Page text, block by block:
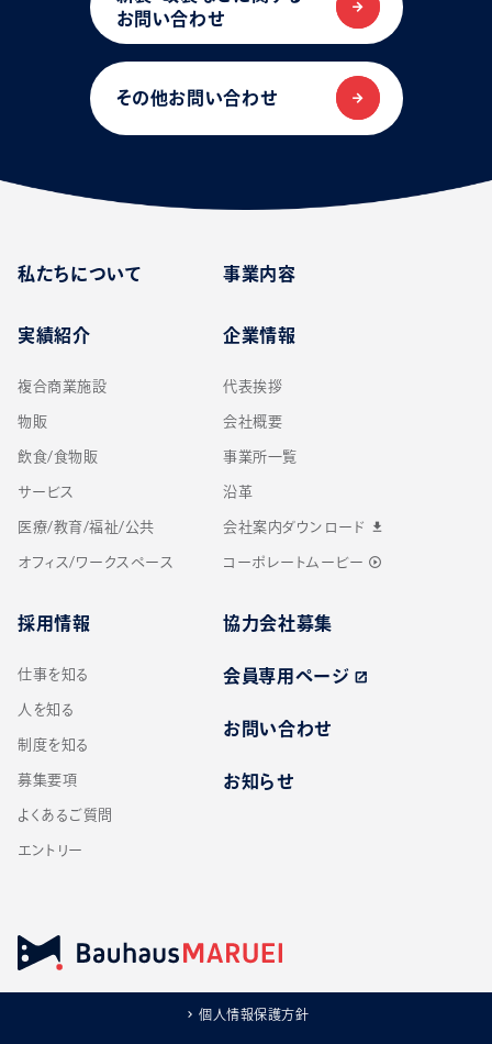
お問い合わせ
その他お問い合わせ
私たちについて
実績紹介
複合商業施設
物販
飲食/食物販
サービス
医療/教育/福祉/公共
オフィス/ワークスペース
事業内容
企業情報
代表挨拶
会社概要
事業所一覧
沿革
会社案内ダウンロード download
コーポレートムービー play_circle_outline
採用情報
仕事を知る
人を知る
制度を知る
募集要項
よくあるご質問
エントリー
協力会社募集
会員専用ページ open_in_new
お問い合わせ
お知らせ
個人情報保護方針